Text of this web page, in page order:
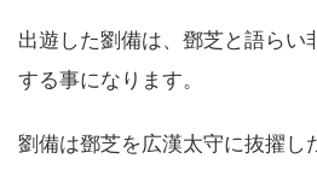
出遊した劉備は、鄧芝と語らい
する事になります。
劉備は鄧芝を広漢太守に抜擢し